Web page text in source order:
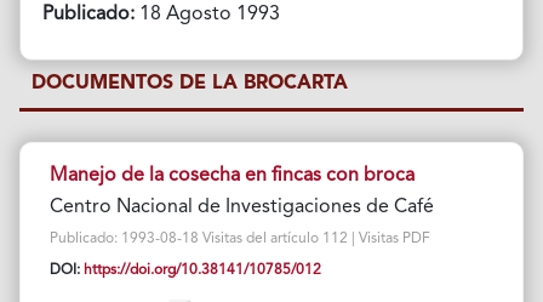
Publicado:18 Agosto 1993
DOCUMENTOS DE LA BROCARTA
Manejo de la cosecha en fincas con broca
Centro Nacional de Investigaciones de Café
Publicado: 1993-08-18 Visitas del artículo 112 | Visitas PDF
DOI: https://doi.org/10.38141/10785/012